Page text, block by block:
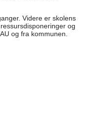
Videre er skolens
og
og fra kommunen.